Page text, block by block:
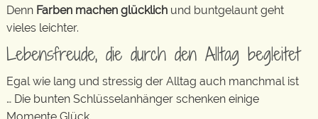
Denn Farben machen glücklich und buntgelaunt geht
vieles leichter.
Lebensfreude, die durch den Alltag begleitet
Egal wie lang und stressig der Alltag auch manchmal ist
… Die bunten Schlüsselanhänger schenken einige
Momente Glück.